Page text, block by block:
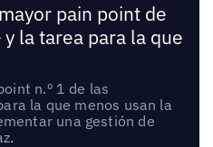
pain point de
la tarea para la que
n.º 1 de las
la que menos usan la
una gestión de